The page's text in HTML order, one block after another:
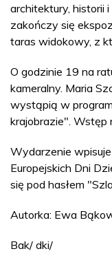
architektury, historii
zakończy się
taras widokowy, z
O godzinie 19 na
kameralny. Maria
wystąpią w
krajobrazie".
Wydarzenie
Europejskich Dni
się pod hasłem
Autorka: Ewa
Bak/ dki/